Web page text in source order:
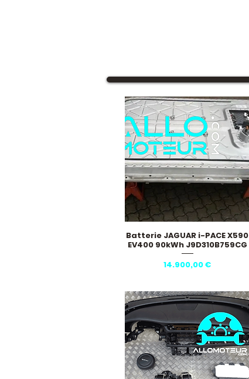
Schnellansicht
Batterie JAGUAR i-PACE X590
EV400 90kWh J9D310B759CG
Preis
14.900,00 €